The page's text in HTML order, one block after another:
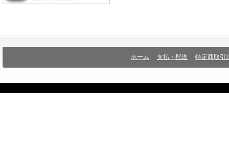
ホーム 支払・配送 特定商取引